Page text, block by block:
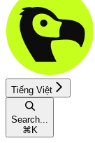
Tiếng Việt
Search...
⌘ K